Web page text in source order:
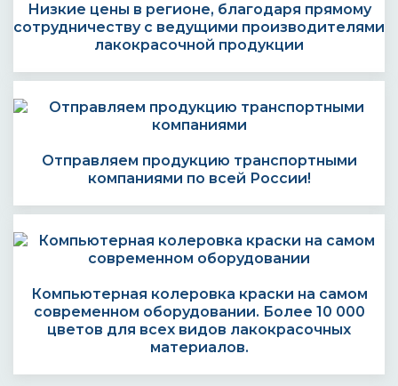
Низкие цены в регионе, благодаря прямому
сотрудничеству с ведущими производителями
лакокрасочной продукции
Отправляем продукцию транспортными
компаниями по всей России!
Компьютерная колеровка краски на самом
современном оборудовании. Более 10 000
цветов для всех видов лакокрасочных
материалов.